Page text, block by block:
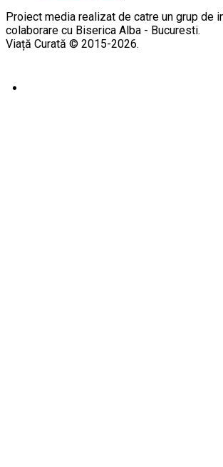
Proiect media realizat de catre un grup de
colaborare cu Biserica Alba - Bucuresti.
Viață Curată © 2015-2026.